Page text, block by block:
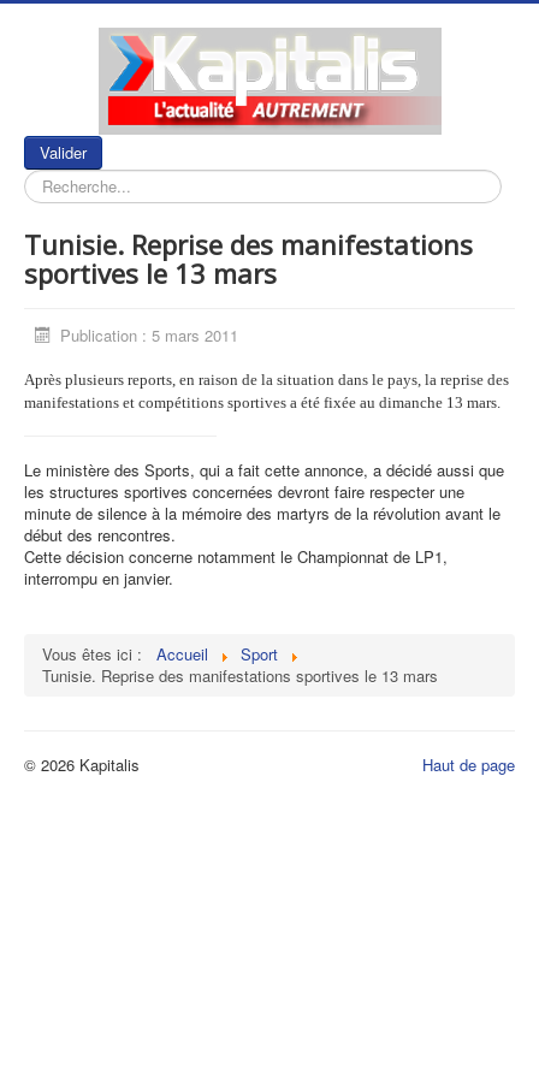
Valider
Tunisie. Reprise des manifestations
sportives le 13 mars
Publication : 5 mars 2011
Après plusieurs reports, en raison de la situation dans le pays, la reprise des
manifestations et compétitions sportives a été fixée au dimanche 13 mars.
Le ministère des Sports, qui a fait cette annonce, a décidé aussi que
les structures sportives concernées devront faire respecter une
minute de silence à la mémoire des martyrs de la révolution avant le
début des rencontres.
Cette décision concerne notamment le Championnat de LP1,
interrompu en janvier.
Vous êtes ici : Accueil
Sport
Tunisie. Reprise des manifestations sportives le 13 mars
Haut de page
© 2026 Kapitalis